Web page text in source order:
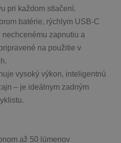
pri každom stlačení.
batérie, rýchlym USB-C
zapnutiu a
na použitie v
vysoký výkon, inteligentnú
– je ideálnym zadným
až 50 lúmenov